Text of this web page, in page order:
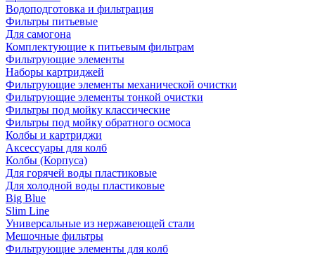
Водоподготовка и фильтрация
Фильтры питьевые
Для самогона
Комплектующие к питьевым фильтрам
Фильтрующие элементы
Наборы картриджей
Фильтрующие элементы механической очистки
Фильтрующие элементы тонкой очистки
Фильтры под мойку классические
Фильтры под мойку обратного осмоса
Колбы и картриджи
Аксессуары для колб
Колбы (Корпуса)
Для горячей воды пластиковые
Для холодной воды пластиковые
Big Blue
Slim Line
Универсальные из нержавеющей стали
Мешочные фильтры
Фильтрующие элементы для колб